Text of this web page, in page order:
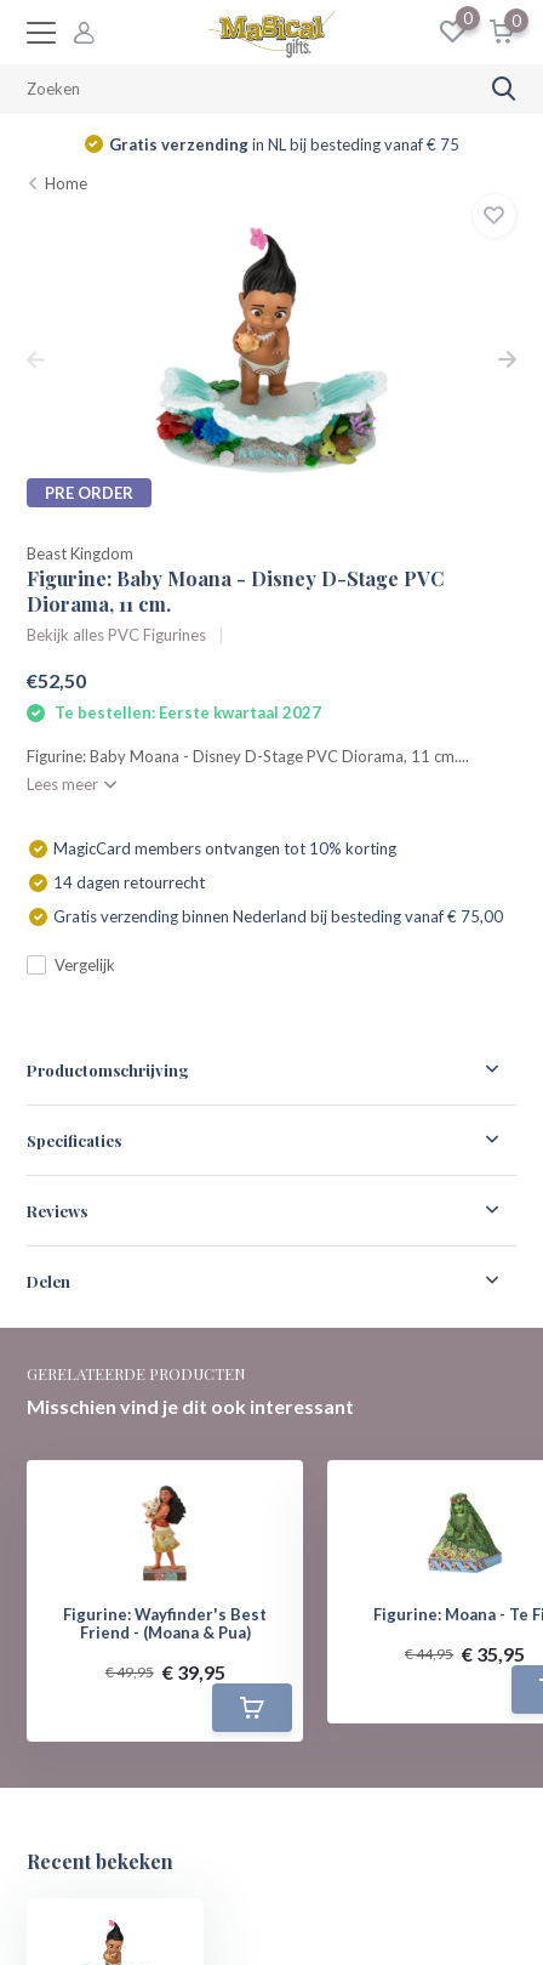
0 0
Gratis verzendingin NL bij besteding vanaf € 75
Home
PRE ORDER
Beast Kingdom
Figurine: Baby Moana - Disney D-Stage PVC
Diorama, 11 cm.
Bekijk alles PVC Figurines
€52,50
Te bestellen: Eerste kwartaal 2027
Figurine: Baby Moana - Disney D-Stage PVC Diorama, 11 cm....
Lees meer
MagicCard members ontvangen tot 10% korting
14 dagen retourrecht
Gratis verzending binnen Nederland bij besteding vanaf € 75,00
Vergelijk
Productomschrijving
Specificaties
Reviews
Delen
GERELATEERDE PRODUCTEN
Misschien vind je dit ook interessant
Figurine: Wayfinder's Best
Friend - (Moana & Pua)
€ 49,95 € 39,95
Figurine: Moana - Te
€ 44,95 € 35,95
Recent bekeken